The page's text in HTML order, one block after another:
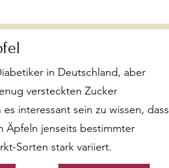
in Deutschland, aber
versteckten Zucker
interessant sein zu wissen, dass
Äpfeln jenseits bestimmter
Sorten stark variiert.